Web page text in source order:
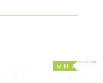
OFERTA